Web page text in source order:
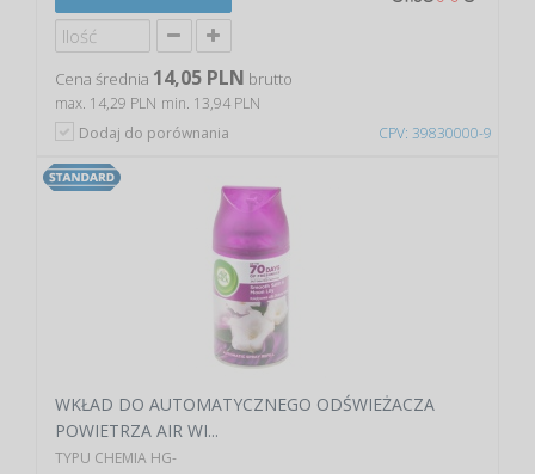
CPV: 39830000-9
Cena średnia 14,05 PLN brutto
max. 14,29 PLN min. 13,94 PLN
Dodaj do porównania
WKŁAD DO AUTOMATYCZNEGO ODŚWIEŻACZA
POWIETRZA AIR WI...
TYPU CHEMIA HG-